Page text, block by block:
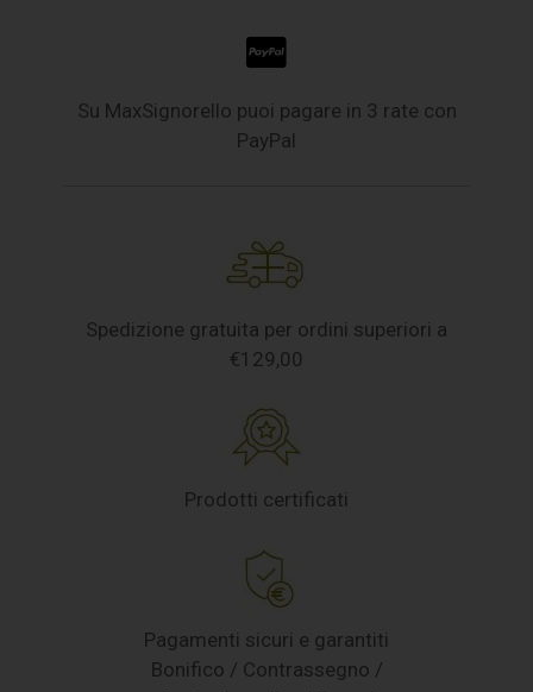
Su MaxSignorello puoi pagare in 3 rate con
PayPal
Spedizione gratuita per ordini superiori a
€129,00
Prodotti certificati
Pagamenti sicuri e garantiti
Bonifico / Contrassegno /